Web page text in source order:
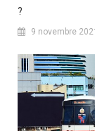
?
9 novembre 2021